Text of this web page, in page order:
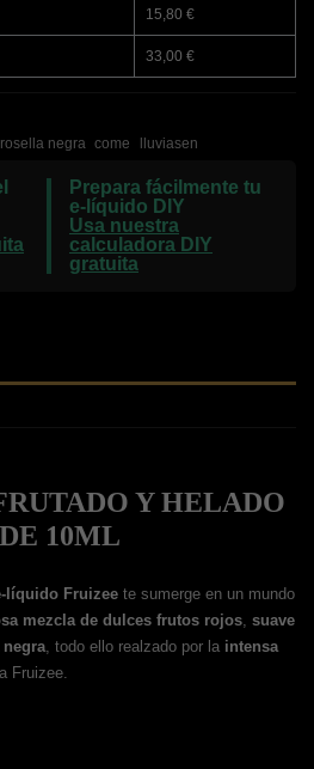
15,80 €
33,00 €
negra come lluviasen
Prepara fácilmente tu
e-líquido DIY
Usa nuestra
calculadora DIY
gratuita
Y HELADO
10ML
líquido Fruizee te sumerge en un mundo
mezcla de dulces frutos rojos suave
, todo ello realzado por la intensa
Fruizee.